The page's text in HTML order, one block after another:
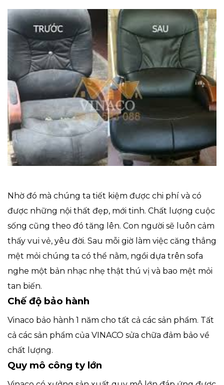
Nhờ đó mà chúng ta tiết kiệm được chi phí và có
được những nội thất đẹp, mới tinh. Chất lượng cuộc
sống cũng theo đó tăng lên. Con người sẽ luôn cảm
thấy vui vẻ, yêu đời. Sau mỗi giờ làm việc căng thẳng
mệt mỏi chúng ta có thể nằm, ngồi dựa trên sofa
nghe một bản nhạc nhẹ thật thú vị và bao mệt mỏi
tan biến.
Chế độ bảo hành
Vinaco bảo hành 1 năm cho tất cả các sản phẩm. Tất
cả các sản phẩm của VINACO sửa chữa đảm bảo về
chất lượng.
Quy mô công ty lớn